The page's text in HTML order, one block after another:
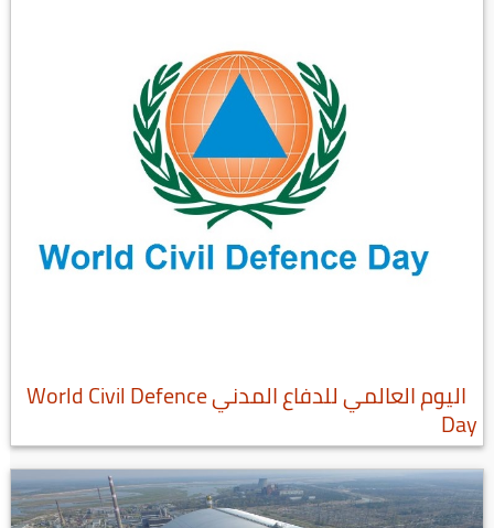
اليوم العالمي للدفاع المدني World Civil Defence
Day